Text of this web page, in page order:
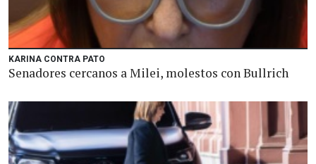
KARINA CONTRA PATO
Senadores cercanos a Milei, molestos con Bullrich